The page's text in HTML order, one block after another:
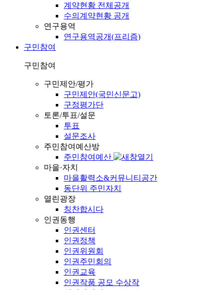
계약현황 전체공개
수의계약현황 공개
연구용역
연구용역공개(프리즘)
구민참여
구민참여
구민제안/평가
구민제안(국민신문고)
구정평가단
토론/투표/설문
투표
설문조사
주민참여예산방
주민참여예산
마을·자치
마을활력소&커뮤니티공간
동단위 주민자치
열린광장
칭찬합시다
인권동행
인권센터
인권정책
인권위원회
인권주민회의
인권교육
인권작품 공모 수상작